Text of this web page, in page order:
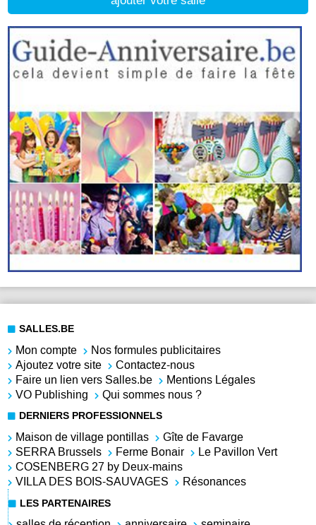
SALLES.BE
Mon compte
Nos formules publicitaires
Ajoutez votre site
Contactez-nous
Faire un lien vers Salles.be
Mentions Légales
VO Publishing
Qui sommes nous ?
DERNIERS PROFESSIONNELS
Maison de village pontillas
Gîte de Favarge
SERRA Brussels
Ferme Bonair
Le Pavillon Vert
COSENBERG 27 by Deux-mains
VILLA DES BOIS-SAUVAGES
Résonances
LES PARTENAIRES